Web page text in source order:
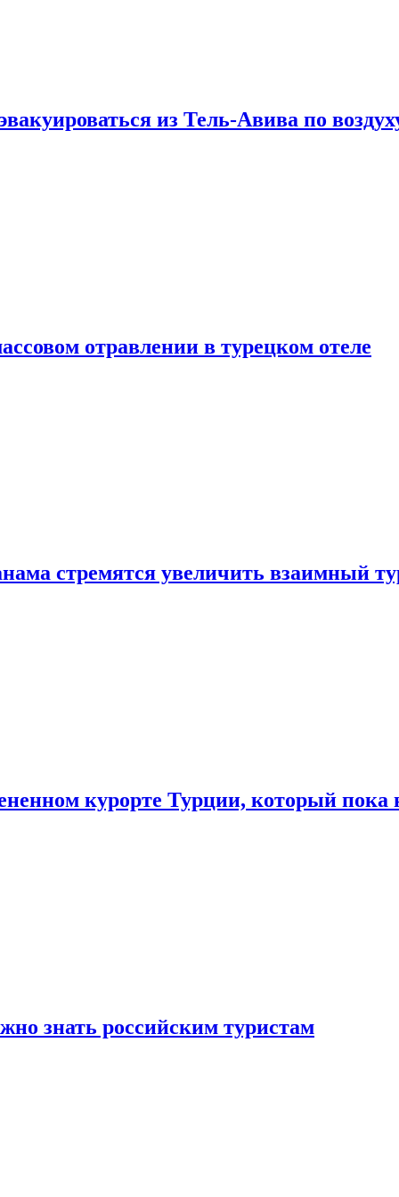
из Тель-Авива по
отравлении в турецком отеле
стремятся увеличить взаимный
курорте Турции, который пока
знать российским туристам